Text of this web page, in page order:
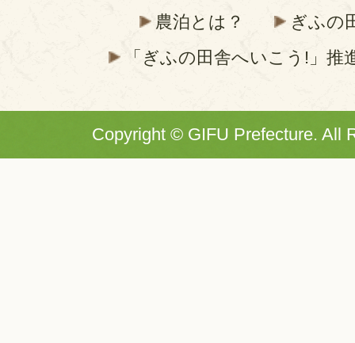
農泊とは？
ぎふの
「ぎふの田舎へいこう!」推
Copyright © GIFU Prefecture. All